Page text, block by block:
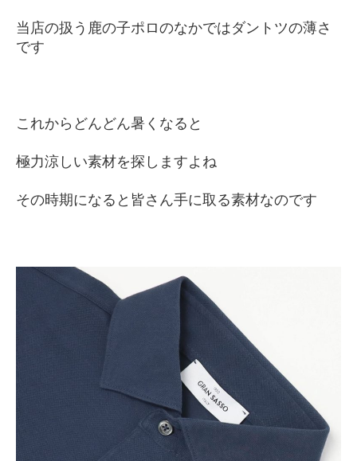
当店の扱う鹿の子ポロのなかではダントツの薄さ
です
これからどんどん暑くなると
極力涼しい素材を探しますよね
その時期になると皆さん手に取る素材なのです